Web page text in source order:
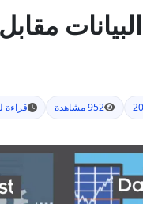
952 مشاهدة قراءة لمدة